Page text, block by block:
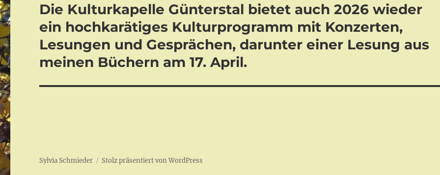
Nächster
Beitrag:
Die Kulturkapelle Günterstal bietet auch 2026 wieder
ein hochkarätiges Kulturprogramm mit Konzerten,
Lesungen und Gesprächen, darunter einer Lesung aus
meinen Büchern am 17. April.
Sylvia Schmieder Stolz präsentiert von WordPress